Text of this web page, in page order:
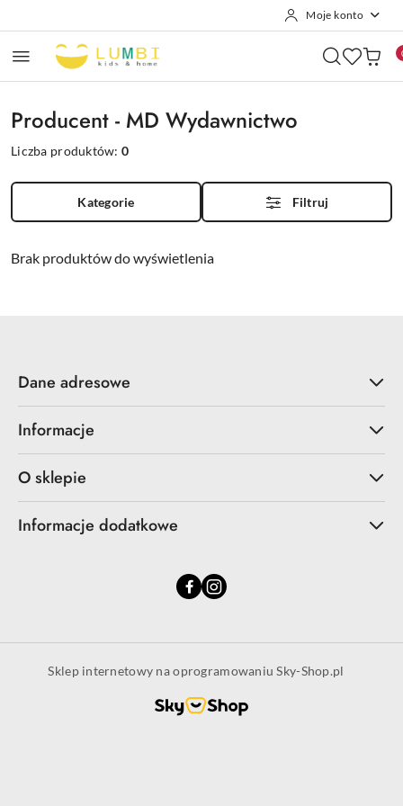
Moje konto
Producent - MD Wydawnictwo
Liczba produktów:0
Kategorie Filtruj
Brak produktów do wyświetlenia
Dane adresowe
Informacje
O sklepie
Informacje dodatkowe
Sklep internetowy na oprogramowaniu Sky-Shop.pl